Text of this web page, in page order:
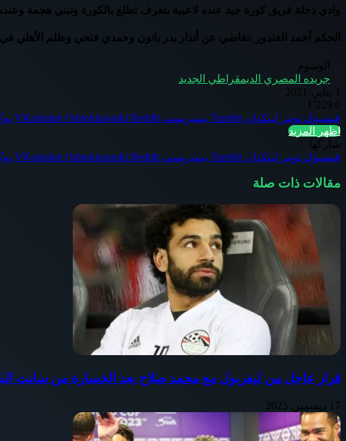
وادي دجلة فريق كورة جيد عنده لاعيبة بتعرف تطلع بالكورة وتبني هجمة
الحكم أحمد الغندور :تغاضي عن أنذار بدر بانون وحمدي فتحي وظلم الأهلي
الوسوم
جريده المصري الديمقراطي الجديد
1 يناير، 2021
0
فيسبوك تويتر لينكدإن بينتيريست Odnoklassniki
اظهر المزيد
شاركها
فيسبوك تويتر لينكدإن بينتيريست Odnoklassniki
مقالات ذات صلة
قرار عاجل من ليفربول مع محمد صلاح بعد الخسارة من سانت
17 ديسمبر، 2023